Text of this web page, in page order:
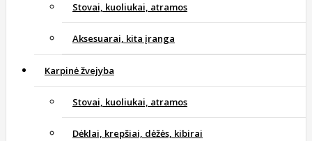
Stovai, kuoliukai, atramos
Aksesuarai, kita įranga
Karpinė žvejyba
Stovai, kuoliukai, atramos
Dėklai, krepšiai, dėžės, kibirai